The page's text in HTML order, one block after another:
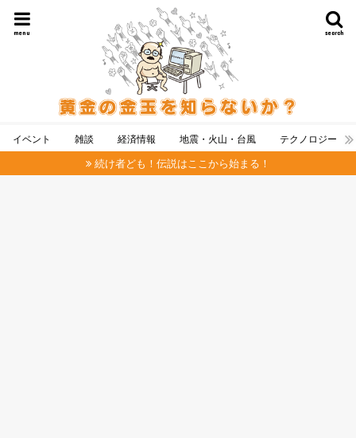
search
menu
イベント 雑談 経済情報 地震・火山・台風 テクノロジー
続け者ども！伝説はここから始まる！